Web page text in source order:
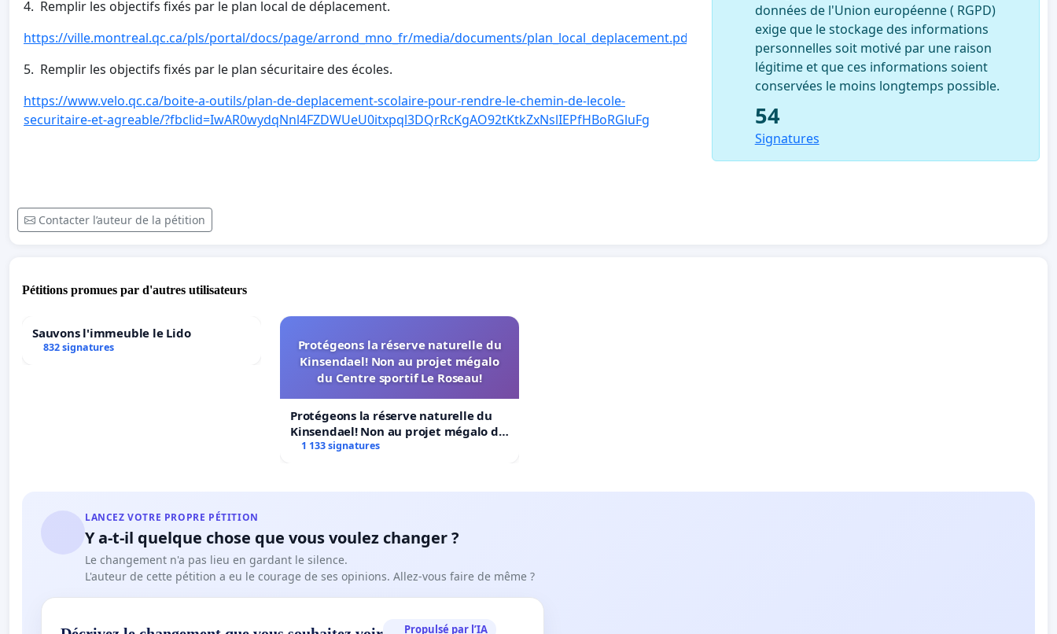
4. Remplir les objectifs fixés par le plan local de déplacement.
https://ville.montreal.qc.ca/pls/portal/docs/page/arrond_mno_fr/media/documents/plan_local_deplacement.pdf
5. Remplir les objectifs fixés par le plan sécuritaire des écoles.
https://www.velo.qc.ca/boite-a-outils/plan-de-deplacement-scolaire-pour-rendre-le-chemin-de-lecole-
securitaire-et-agreable/?fbclid=IwAR0wydqNnl4FZDWUeU0itxpql3DQrRcKgAO92tKtkZxNslIEPfHBoRGluFg
Contacter l’auteur de la pétition
données de l'Union européenne ( RGPD)
exige que le stockage des informations
personnelles soit motivé par une raison
légitime et que ces informations soient
conservées le moins longtemps possible.
54
Signatures
Pétitions promues par d'autres utilisateurs
Sauvons l'immeuble le Lido
832 signatures
Protégeons la réserve naturelle du
Kinsendael! Non au projet mégalo
du Centre sportif Le Roseau!
Protégeons la réserve naturelle du
Kinsendael! Non au projet mégalo du
Centre sportif Le Roseau!
1 133 signatures
LANCEZ VOTRE PROPRE PÉTITION
Y a-t-il quelque chose que vous voulez changer ?
Le changement n'a pas lieu en gardant le silence.
L'auteur de cette pétition a eu le courage de ses opinions. Allez-vous faire de même ?
Propulsé par l’IA